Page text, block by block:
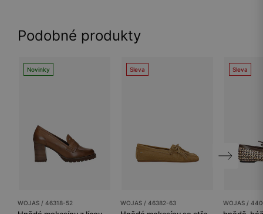
Podobné produkty
Novinky
WOJAS / 46318-52
Sleva
WOJAS / 46382-63
Sleva
WOJAS /